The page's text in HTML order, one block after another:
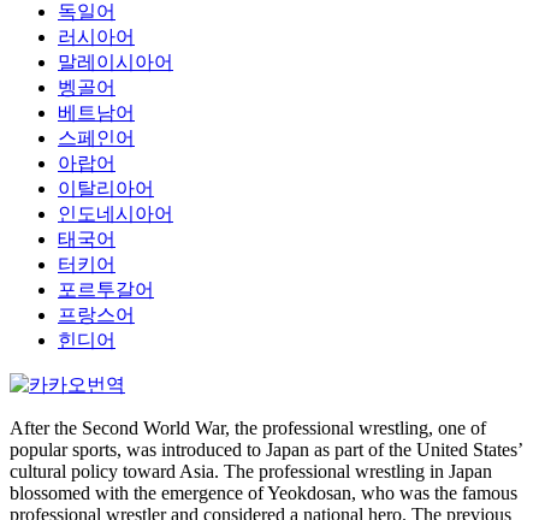
독일어
러시아어
말레이시아어
벵골어
베트남어
스페인어
아랍어
이탈리아어
인도네시아어
태국어
터키어
포르투갈어
프랑스어
힌디어
After the Second World War, the professional wrestling, one of
popular sports, was introduced to Japan as part of the United States’
cultural policy toward Asia. The professional wrestling in Japan
blossomed with the emergence of Yeokdosan, who was the famous
professional wrestler and considered a national hero. The previous